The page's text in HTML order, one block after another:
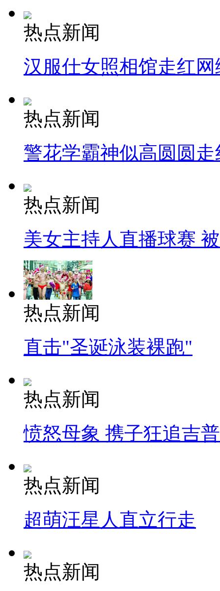
热点新闻
汉服仕女照相馆走红网
热点新闻
警花学霸神似高圆圆走
热点新闻
美女主持人直播球赛
热点新闻
直击"圣诞泳装裸跑"
热点新闻
愤怒母象 携子狂追吉
热点新闻
超萌汪星人直立行走
热点新闻